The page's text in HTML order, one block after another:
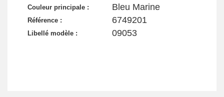
Couleur principale : Bleu Marine
Référence : 6749201
Libellé modèle : 09053